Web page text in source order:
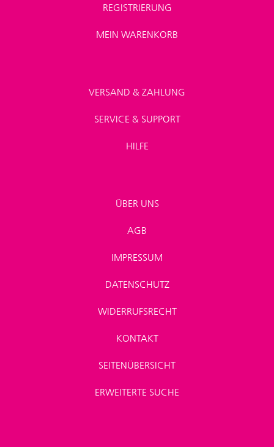
REGISTRIERUNG
MEIN WARENKORB
VERSAND & ZAHLUNG
SERVICE & SUPPORT
HILFE
ÜBER UNS
AGB
IMPRESSUM
DATENSCHUTZ
WIDERRUFSRECHT
KONTAKT
SEITENÜBERSICHT
ERWEITERTE SUCHE